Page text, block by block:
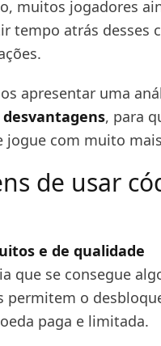
muitos jogadores
tempo atrás desses
apresentar uma
, para
jogue com muito
de usar
e de qualidade
que se consegue
permitem o
paga e limitada.